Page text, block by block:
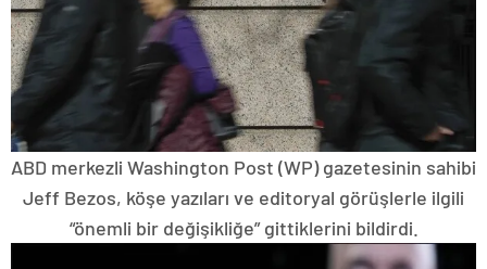
ABD merkezli Washington Post (WP) gazetesinin sahibi
Jeff Bezos, köşe yazıları ve editoryal görüşlerle ilgili
“önemli bir değişikliğe” gittiklerini bildirdi.